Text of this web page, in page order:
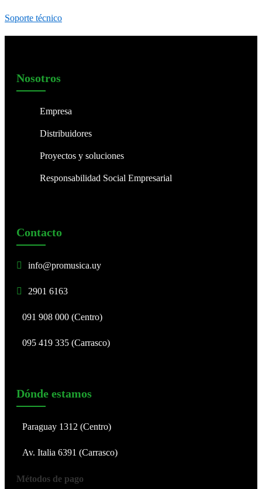
Soporte técnico
Nosotros
Empresa
Distribuidores
Proyectos y soluciones
Responsabilidad Social Empresarial
Contacto
info@promusica.uy
2901 6163
091 908 000 (Centro)
095 419 335 (Carrasco)
Dónde estamos
Paraguay 1312 (Centro)
Av. Italia 6391 (Carrasco)
Métodos de pago